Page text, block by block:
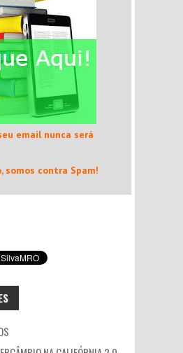
email nunca será
somos contra Spam!